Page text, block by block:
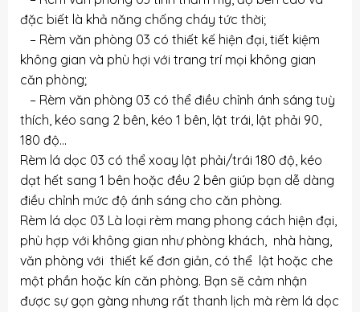
đặc biết là khả năng chống cháy tức thời;
– Rèm văn phòng 03 có thiết kế hiện đại, tiết kiệm
không gian và phù hợi với trang trí mọi không gian
căn phòng;
– Rèm văn phòng 03 có thể điều chỉnh ánh sáng tuỳ
thích, kéo sang 2 bên, kéo 1 bên, lật trái, lật phải 90,
180 độ…
Rèm lá dọc 03 có thể xoay lật phải/trái 180 độ, kéo
dạt hết sang 1 bên hoặc đều 2 bên giúp bạn dễ dàng
điều chỉnh mức độ ánh sáng cho căn phòng.
Rèm lá dọc 03 Là loại rèm mang phong cách hiện đại,
phù hợp với không gian như phòng khách, nhà hàng,
văn phòng với thiết kế đơn giản, có thể lật hoặc che
một phần hoặc kín căn phòng. Bạn sẽ cảm nhận
được sự gọn gàng nhưng rất thanh lịch mà rèm lá dọc